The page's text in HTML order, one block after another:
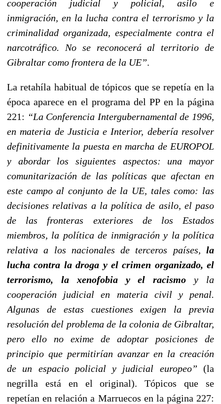
cooperación judicial y policial, asilo e
inmigración, en la lucha contra el terrorismo y la
criminalidad organizada, especialmente contra el
narcotráfico. No se reconocerá al territorio de
Gibraltar como frontera de la UE”.
La retahíla habitual de tópicos que se repetía en la
época aparece en el programa del PP en la página
221: “La Conferencia Intergubernamental de 1996,
en materia de Justicia e Interior, debería resolver
definitivamente la puesta en marcha de EUROPOL
y abordar los siguientes aspectos: una mayor
comunitarización de las políticas que afectan en
este campo al conjunto de la UE, tales como: las
decisiones relativas a la política de asilo, el paso
de las fronteras exteriores de los Estados
miembros, la política de inmigración y la política
relativa a los nacionales de terceros países, la
lucha contra la droga y el crimen organizado, el
terrorismo, la xenofobia y el racismoy la
cooperación judicial en materia civil y penal.
Algunas de estas cuestiones exigen la previa
resolución del problema de la colonia de Gibraltar,
pero ello no exime de adoptar posiciones de
principio que permitirían avanzar en la creación
de un espacio policial y judicial europeo” (la
negrilla está en el original). Tópicos que se
repetían en relación a Marruecos en la página 227: